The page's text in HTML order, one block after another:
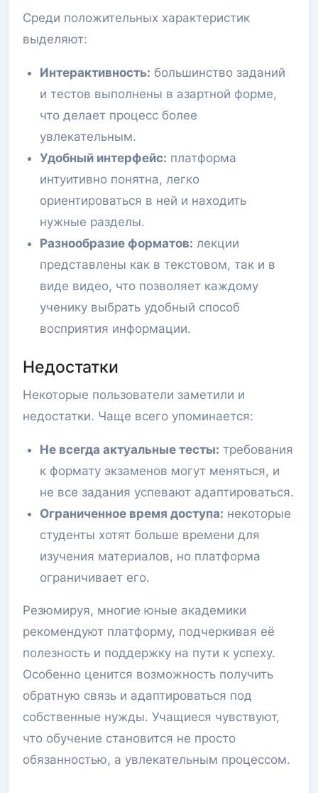
Среди положительных характеристик
выделяют:
Интерактивность: большинство заданий
и тестов выполнены в азартной форме,
что делает процесс более
увлекательным.
Удобный интерфейс: платформа
интуитивно понятна, легко
ориентироваться в ней и находить
нужные разделы.
Разнообразие форматов: лекции
представлены как в текстовом, так и в
виде видео, что позволяет каждому
ученику выбрать удобный способ
восприятия информации.
Недостатки
Некоторые пользователи заметили и
недостатки. Чаще всего упоминается:
Не всегда актуальные тесты: требования
к формату экзаменов могут меняться, и
не все задания успевают адаптироваться.
Ограниченное время доступа: некоторые
студенты хотят больше времени для
изучения материалов, но платформа
ограничивает его.
Резюмируя, многие юные академики
рекомендуют платформу, подчеркивая её
полезность и поддержку на пути к успеху.
Особенно ценится возможность получить
обратную связь и адаптироваться под
собственные нужды. Учащиеся чувствуют,
что обучение становится не просто
обязанностью, а увлекательным процессом.